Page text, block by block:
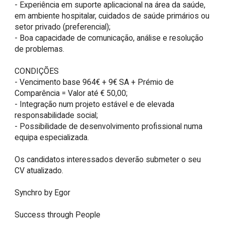
- Experiência em suporte aplicacional na área da saúde,
em ambiente hospitalar, cuidados de saúde primários ou
setor privado (preferencial);
- Boa capacidade de comunicação, análise e resolução
de problemas.
CONDIÇÕES
- Vencimento base 964€ + 9€ SA + Prémio de
Comparência = Valor até € 50,00;
- Integração num projeto estável e de elevada
responsabilidade social;
- Possibilidade de desenvolvimento profissional numa
equipa especializada.
Os candidatos interessados deverão submeter o seu
CV atualizado.
Synchro by Egor
Success through People